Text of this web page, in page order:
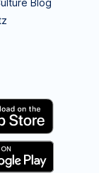
Blog